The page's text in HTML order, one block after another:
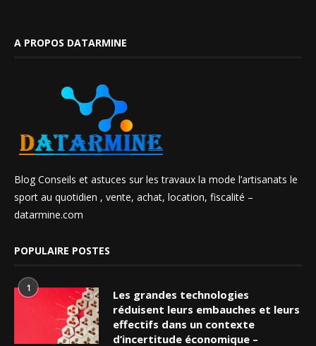
A PROPOS DATARMINE
Blog Conseils et astuces sur les travaux la mode l’artisanats le
sport au quotidien , vente, achat, location, fiscalité –
datarmine.com
POPULAIRE POSTES
1
Les grandes technologies
réduisent leurs embauches et leurs
effectifs dans un contexte
d’incertitude économique –